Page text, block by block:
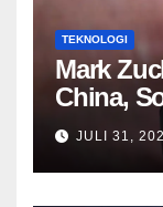
TEKNOLOGI
Mark
China,
JULI 31,